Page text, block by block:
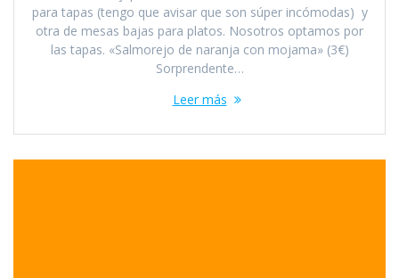
para tapas (tengo que avisar que son súper incómodas) y
otra de mesas bajas para platos. Nosotros optamos por
las tapas. «Salmorejo de naranja con mojama» (3€)
Sorprendente…
Leer más